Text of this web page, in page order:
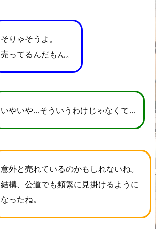
そりゃそうよ。
売ってるんだもん。
いやいや…そういうわけじゃなくて…
意外と売れているのかもしれないね。
結構、公道でも頻繁に見掛けるように
なったね。